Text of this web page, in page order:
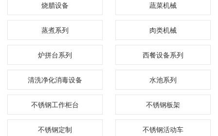
烧腊设备 蔬菜机械
蒸煮系列 肉类机械
炉拼台系列 西餐设备系列
清洗净化消毒设备 水池系列
不锈钢工作柜台 不锈钢板架
不锈钢定制 不锈钢活动车